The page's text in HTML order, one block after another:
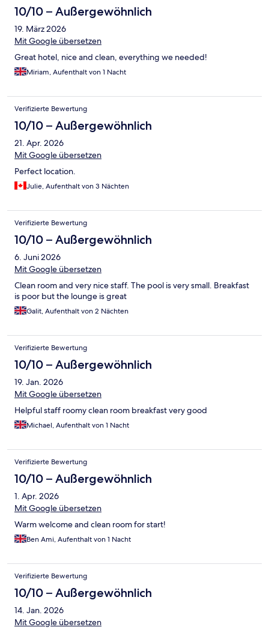
10/10 – Außergewöhnlich
19. März 2026
Mit Google übersetzen
Great hotel, nice and clean, everything we needed!
Miriam, Aufenthalt von 1 Nacht
Verifizierte Bewertung
10/10 – Außergewöhnlich
21. Apr. 2026
Mit Google übersetzen
Perfect location.
Julie, Aufenthalt von 3 Nächten
Verifizierte Bewertung
10/10 – Außergewöhnlich
6. Juni 2026
Mit Google übersetzen
Clean room and very nice staff. The pool is very small. Breakfast
is poor but the lounge is great
Galit, Aufenthalt von 2 Nächten
Verifizierte Bewertung
10/10 – Außergewöhnlich
19. Jan. 2026
Mit Google übersetzen
Helpful staff roomy clean room breakfast very good
Michael, Aufenthalt von 1 Nacht
Verifizierte Bewertung
10/10 – Außergewöhnlich
1. Apr. 2026
Mit Google übersetzen
Warm welcome and clean room for start!
Ben Ami, Aufenthalt von 1 Nacht
Verifizierte Bewertung
10/10 – Außergewöhnlich
14. Jan. 2026
Mit Google übersetzen